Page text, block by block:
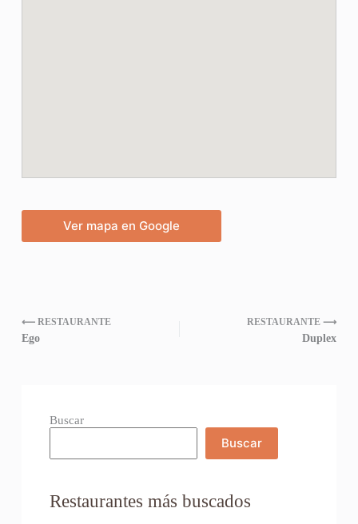
Ver mapa en Google
⟵ RESTAURANTE
Ego
RESTAURANTE ⟶
Duplex
Buscar
Buscar
Restaurantes más buscados